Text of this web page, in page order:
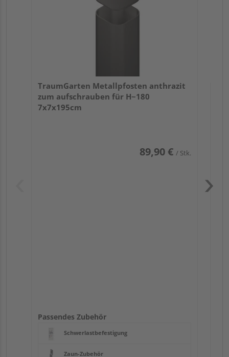
TraumGarten Metallpfosten anthrazit
zum aufschrauben für H~180
7x7x195cm
89,90 € / Stk.
Passendes Zubehör
Schwerlastbefestigung
Zaun-Zubehör